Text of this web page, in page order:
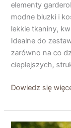
elementy
modne bluzki i
lekkie tkaniny,
Idealne do
zarówno na co
cieplejszych,
Dowiedz się